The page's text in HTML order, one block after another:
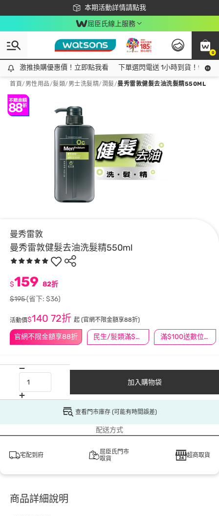
本期活動詳情請點我
下載app最高回饋$350
屈臣氏線上服務
0
激推換購優惠價！立即點我看
激推換購優惠價！立即點我看 下單選閃電送 1小時到貨！領神
首頁/ 男性用品/髮類/ 男士洗髮精/潤髮/曼秀雷敦健髮去油洗髮精550ML
曼秀雷敦
曼秀雷敦健髮去油洗髮精550ml
官網不限金額享88折 民生/髮類滿$388送舒潔冰巾 滿$100送數位印花
$159 82折
$195(省下: $36)
活動價$140 72折 起 (官網不限金額享88折)
加入購物袋
查看門市庫存 (可能有時間誤差)
配送方式
宅配到府
屈臣氏門市
取貨
超商取貨
商品詳細說明